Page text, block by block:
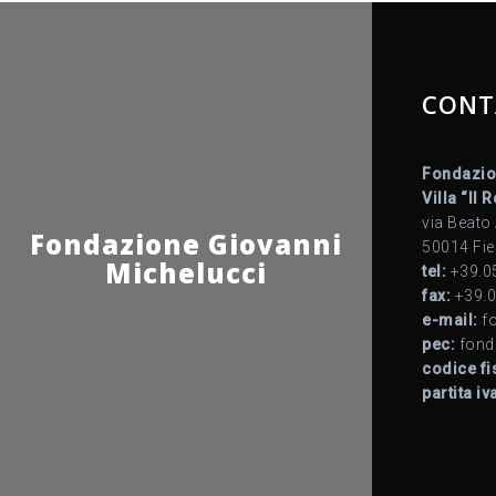
Fondazione Giovanni
Michelucci
Villa “Il
via Beato
50014
tel:
fax:
e-mail:
pec:
codice
partita